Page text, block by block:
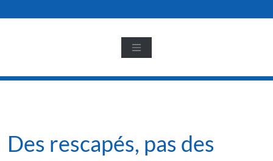
Des rescapés, pas des